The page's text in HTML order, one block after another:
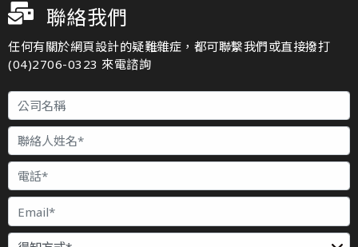
聯絡我們
任何有關於網頁設計的疑難雜症，都可聯繫我們或直接撥打
(04)2706-0323 來電諮詢